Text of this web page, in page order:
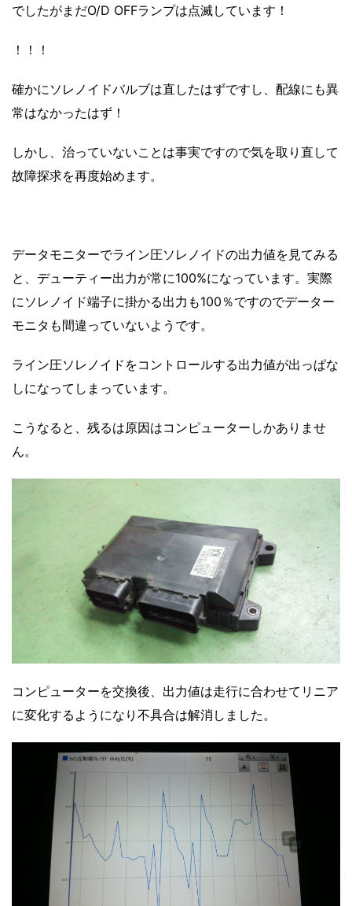
でしたがまだO/D OFFランプは点滅しています！
！！！
確かにソレノイドバルブは直したはずですし、配線にも異
常はなかったはず！
しかし、治っていないことは事実ですので気を取り直して
故障探求を再度始めます。
データモニターでライン圧ソレノイドの出力値を見てみる
と、デューティー出力が常に100%になっています。実際
にソレノイド端子に掛かる出力も100％ですのでデーター
モニタも間違っていないようです。
ライン圧ソレノイドをコントロールする出力値が出っぱな
しになってしまっています。
こうなると、残るは原因はコンピューターしかありませ
ん。
コンピューターを交換後、出力値は走行に合わせてリニア
に変化するようになり不具合は解消しました。